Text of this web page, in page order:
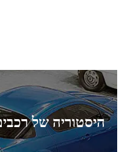
היסטוריה של רכבים